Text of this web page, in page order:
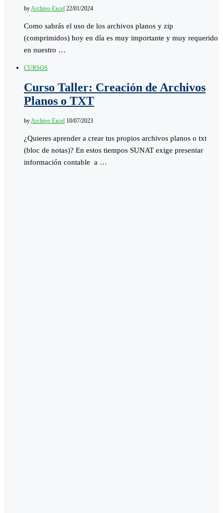
by Archivo Excel 22/01/2024
Como sabrás el uso de los archivos planos y zip
(comprimidos) hoy en día es muy importante y muy requerido
en nuestro …
CURSOS
Curso Taller: Creación de Archivos
Planos o TXT
byArchivo Excel 10/07/2023
¿Quieres aprender a crear tus propios archivos planos o txt
(bloc de notas)? En estos tiempos SUNAT exige presentar
información contable a …